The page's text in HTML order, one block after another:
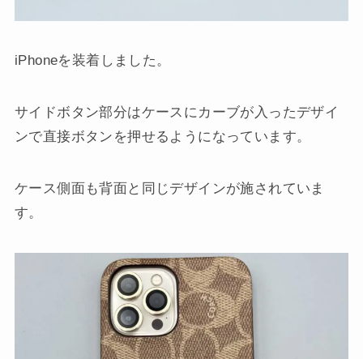
iPhoneを装着しました。
サイドボタン部分はケースにカーブが入ったデザイ
ンで直接ボタンを押せるようになっています。
ケース側面も背面と同じデザインが施されていま
す。